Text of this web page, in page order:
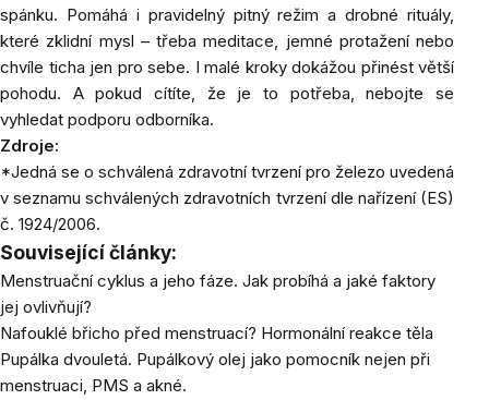
spánku. Pomáhá i pravidelný pitný režim a drobné rituály,
které zklidní mysl – třeba meditace, jemné protažení nebo
chvíle ticha jen pro sebe. I malé kroky dokážou přinést větší
pohodu. A pokud cítíte, že je to potřeba, nebojte se
vyhledat podporu odborníka.
Zdroje:
*Jedná se o schválená zdravotní tvrzení pro železo uvedená
v seznamu schválených zdravotních tvrzení dle nařízení (ES)
č. 1924/2006.
Související články:
Menstruační cyklus a jeho fáze. Jak probíhá a jaké faktory
jej ovlivňují?
Nafouklé břicho před menstruací? Hormonální reakce těla
Pupálka dvouletá. Pupálkový olej jako pomocník nejen při
menstruaci, PMS a akné.